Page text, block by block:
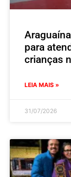
para
crianças
LEIA MAIS »
31/07/2026